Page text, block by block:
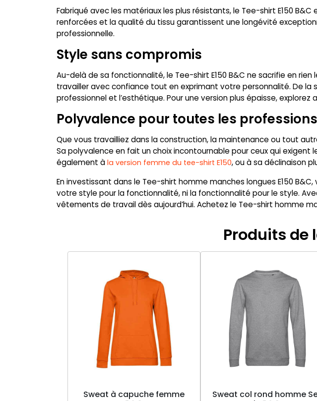
Fabriqué avec les matériaux les plus résistants, le Tee-shirt E150
renforcées et la qualité du tissu garantissent une longévité
professionnelle.
Style sans compromis
Au-delà de sa fonctionnalité, le Tee-shirt E150 B&C ne sacrifie en
travailler avec confiance tout en exprimant votre personnalité. De la
professionnel et l’esthétique. Pour une version plus épaisse, explorez
Polyvalence pour toutes les professions
Que vous travailliez dans la construction, la maintenance ou tout
Sa polyvalence en fait un choix incontournable pour ceux qui
également à la version femme du tee-shirt E150, ou à sa déclinaison
En investissant dans le Tee-shirt homme manches longues E150
votre style pour la fonctionnalité, ni la fonctionnalité pour le style.
vêtements de travail dès aujourd’hui. Achetez le Tee-shirt homme
Produits de
Sweat à capuche femme
Sweat col rond homme